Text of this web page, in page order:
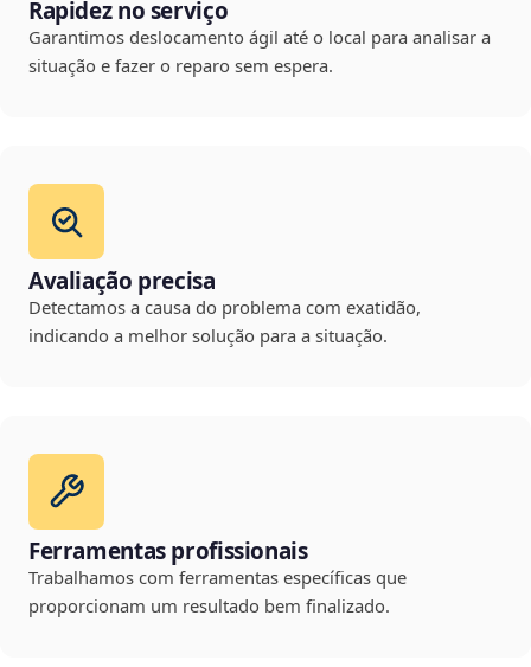
Rapidez no serviço
Garantimos deslocamento ágil até o local para analisar a
situação e fazer o reparo sem espera.
Avaliação precisa
Detectamos a causa do problema com exatidão,
indicando a melhor solução para a situação.
Ferramentas profissionais
Trabalhamos com ferramentas específicas que
proporcionam um resultado bem finalizado.